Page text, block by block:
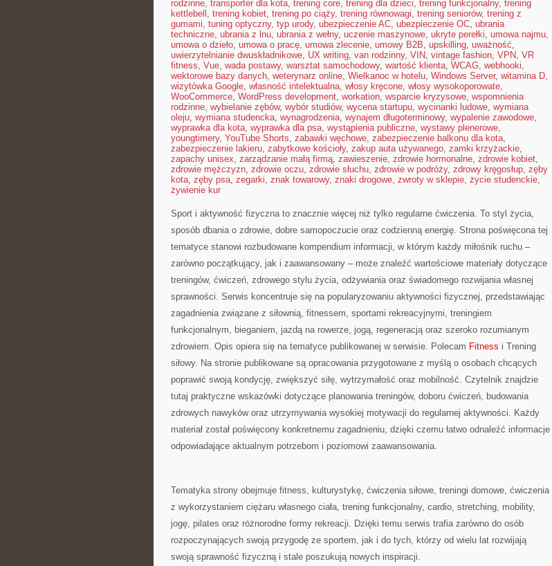
rodzinne, transporter dla kota, trening core, trening dla dzieci, trening funkcjonalny, trening
kettlebell , trening kobiet, trening po ciąży, trening równowagi, trening seniorów, trening z
gumami, tuning optyczny, typ urody, ubezpieczenie AC, ubezpieczenie OC, ubrania
techniczne, ubrania z lnu, ubrania z wełny, uczenie maszynowe, ukryte perełki, umowa najmu,
umowa o dzieło, umowa o pracę, umowa zlecenie, umowy B2B, upskilling, uważność,
uwierzytelnianie dwuskładnikowe, UX writing, van rodzinny, VIN, vintage fashion, VPN, VR
fitness, Vue, wada postawy, warsztat samochodowy, wartość klienta, WCAG, webhooki,
wektorowe bazy danych, weterynarz online, Wielkanoc w hotelu, Windows Server, witamina D,
wizytówka Google, własność intelektualna, włosy kręcone, włosy wysokoporowate,
WooCommerce, WordPress development, workation, wsparcie kryzysowe, wspomnienia
rodzinne, wybielanie zębów, wybór studiów, wycena startupu, wycinanki ludowe, wymiana
oleju, wymiana studencka, wynagrodzenia, wynajem długoterminowy, wypalenie zawodowe,
wyprawka dla kota, wyprawka dla psa, wystąpienia publiczne, wystawy plenerowe,
youngtimery, YouTube Shorts, zabawki węchowe, zabezpieczenie balkonu dla kota,
zabezpieczenie lakieru, zabytkowe kościoły, zakup auta używanego, zamki krzyżackie,
zapachy unisex, zarządzanie małą firmą, zawieszenie, zdrowie hormonalne, zdrowie kobiet,
zdrowie mężczyzn, zdrowie oczu, zdrowie słuchu, zdrowie w podróży, zdrowy kręgosłup, zęby
kota, zęby psa, zegarki, znak towarowy, znaki drogowe, zwroty w sklepie, życie studenckie,
żywienie kur
Sport i aktywność fizyczna to znacznie więcej niż tylko regularne ćwiczenia. To styl życia,
sposób dbania o zdrowie, dobre samopoczucie oraz codzienną energię. Strona poświęcona tej
tematyce stanowi rozbudowane kompendium informacji, w którym każdy miłośnik ruchu –
zarówno początkujący, jak i zaawansowany – może znaleźć wartościowe materiały dotyczące
treningów, ćwiczeń, zdrowego stylu życia, odżywiania oraz świadomego rozwijania własnej
sprawności. Serwis koncentruje się na popularyzowaniu aktywności fizycznej, przedstawiając
zagadnienia związane z siłownią, fitnessem, sportami rekreacyjnymi, treningiem
funkcjonalnym, bieganiem, jazdą na rowerze, jogą, regeneracją oraz szeroko rozumianym
zdrowiem. Opis opiera się na tematyce publikowanej w serwisie. Polecam Fitness i Trening
siłowy. Na stronie publikowane są opracowania przygotowane z myślą o osobach chcących
poprawić swoją kondycję, zwiększyć siłę, wytrzymałość oraz mobilność. Czytelnik znajdzie
tutaj praktyczne wskazówki dotyczące planowania treningów, doboru ćwiczeń, budowania
zdrowych nawyków oraz utrzymywania wysokiej motywacji do regularnej aktywności. Każdy
materiał został poświęcony konkretnemu zagadnieniu, dzięki czemu łatwo odnaleźć informacje
odpowiadające aktualnym potrzebom i poziomowi zaawansowania.
Tematyka strony obejmuje fitness, kulturystykę, ćwiczenia siłowe, treningi domowe, ćwiczenia
z wykorzystaniem ciężaru własnego ciała, trening funkcjonalny, cardio, stretching, mobility,
jogę, pilates oraz różnorodne formy rekreacji. Dzięki temu serwis trafia zarówno do osób
rozpoczynających swoją przygodę ze sportem, jak i do tych, którzy od wielu lat rozwijają
swoją sprawność fizyczną i stale poszukują nowych inspiracji.